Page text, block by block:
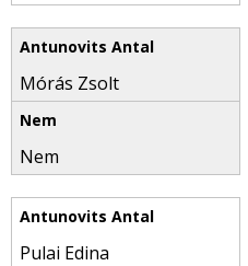
Mórás Zsolt
Nem
Pulai Edina